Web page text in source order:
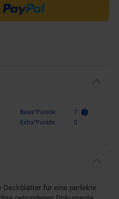
Basis°Punkte:
7
Extra°Punkte:
0
Deckblätter für eine perfekte